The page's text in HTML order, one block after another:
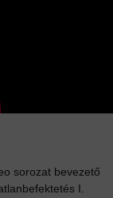
sorozat bevezető
I.